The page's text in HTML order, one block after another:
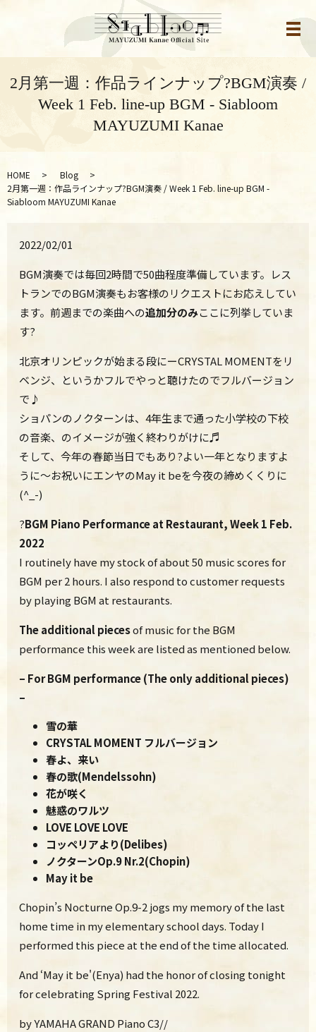
メ
2月第一週：作品ラインナップ?BGM演奏 /
Week 1 Feb. line-up BGM - Siabloom
MAYUZUMI Kanae
HOME
Blog
2月第一週：作品ラインナップ?BGM演奏 / Week 1 Feb. line-up BGM -
Siabloom MAYUZUMI Kanae
2022/02/01
BGM演奏では毎回2時間で50曲程度準備しています。 レス
トランでのBGM演奏もお客様のリクエストにお応えしてい
ます。前週までの楽曲への追加分のみここに列挙していま
す?
北京オリンピックが始まる段にーCRYSTAL MOMENTをリ
ベンジ、
というかフルでやっと聴けたのでフルバージョン
で♪
ショパンのノクターンは、4年生まで通った小学校の下校
の音楽、 のイメージが強く終わりがけに♬
そして、今年の春節当日でもあり?よい一年となりますよ
うに～お祝いにエンヤのMay it beを今夜の締めくくりに
(^_-)
?BGM Piano Performance at Restaurant, Week 1 Feb.
2022
I routinely have my stock of about 50 music scores for
BGM per 2 hours. I also respond to customer requests
by playing BGM at restaurants.
The additional piecesof music for the BGM
performance this week are listed as mentioned below.
– For BGM performance (The only additional pieces)
–
雪の華
CRYSTAL MOMENT フルバージョン
春よ、来い
春の歌(Mendelssohn)
花が咲く
魅惑のワルツ
LOVE LOVE LOVE
コッペリアより(Delibes)
ノクターンOp.9 Nr.2(Chopin)
May it be
Chopin’s Nocturne Op.9-2 jogs my memory of the last
home time in my elementary school days. Today I
performed this piece at the end of the time allocated.
And ‘May it be'(Enya) had the honor of closing tonight
for celebrating Spring Festival 2022.
by YAMAHA GRAND Piano C3//